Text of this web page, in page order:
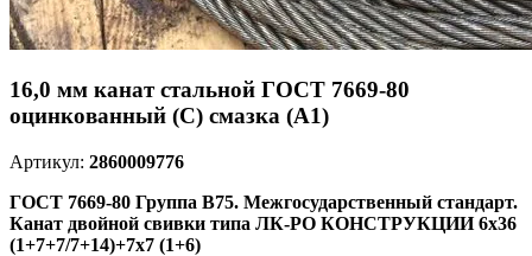
16,0 мм канат стальной ГОСТ 7669-80
оцинкованный (С) смазка (А1)
Артикул: 2860009776
ГОСТ 7669-80 Группа В75. Межгосударственный стандарт.
Канат двойной свивки типа ЛК-РО КОНСТРУКЦИИ 6х36
(1+7+7/7+14)+7х7 (1+6)